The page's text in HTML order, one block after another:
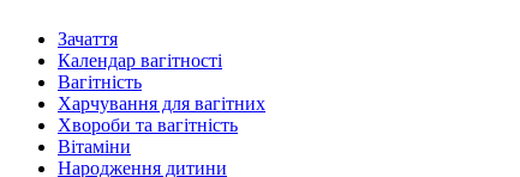
Зачаття
Календар вагітності
Вагітність
Харчування для вагітних
Хвороби та вагітність
Вітаміни
Народження дитини